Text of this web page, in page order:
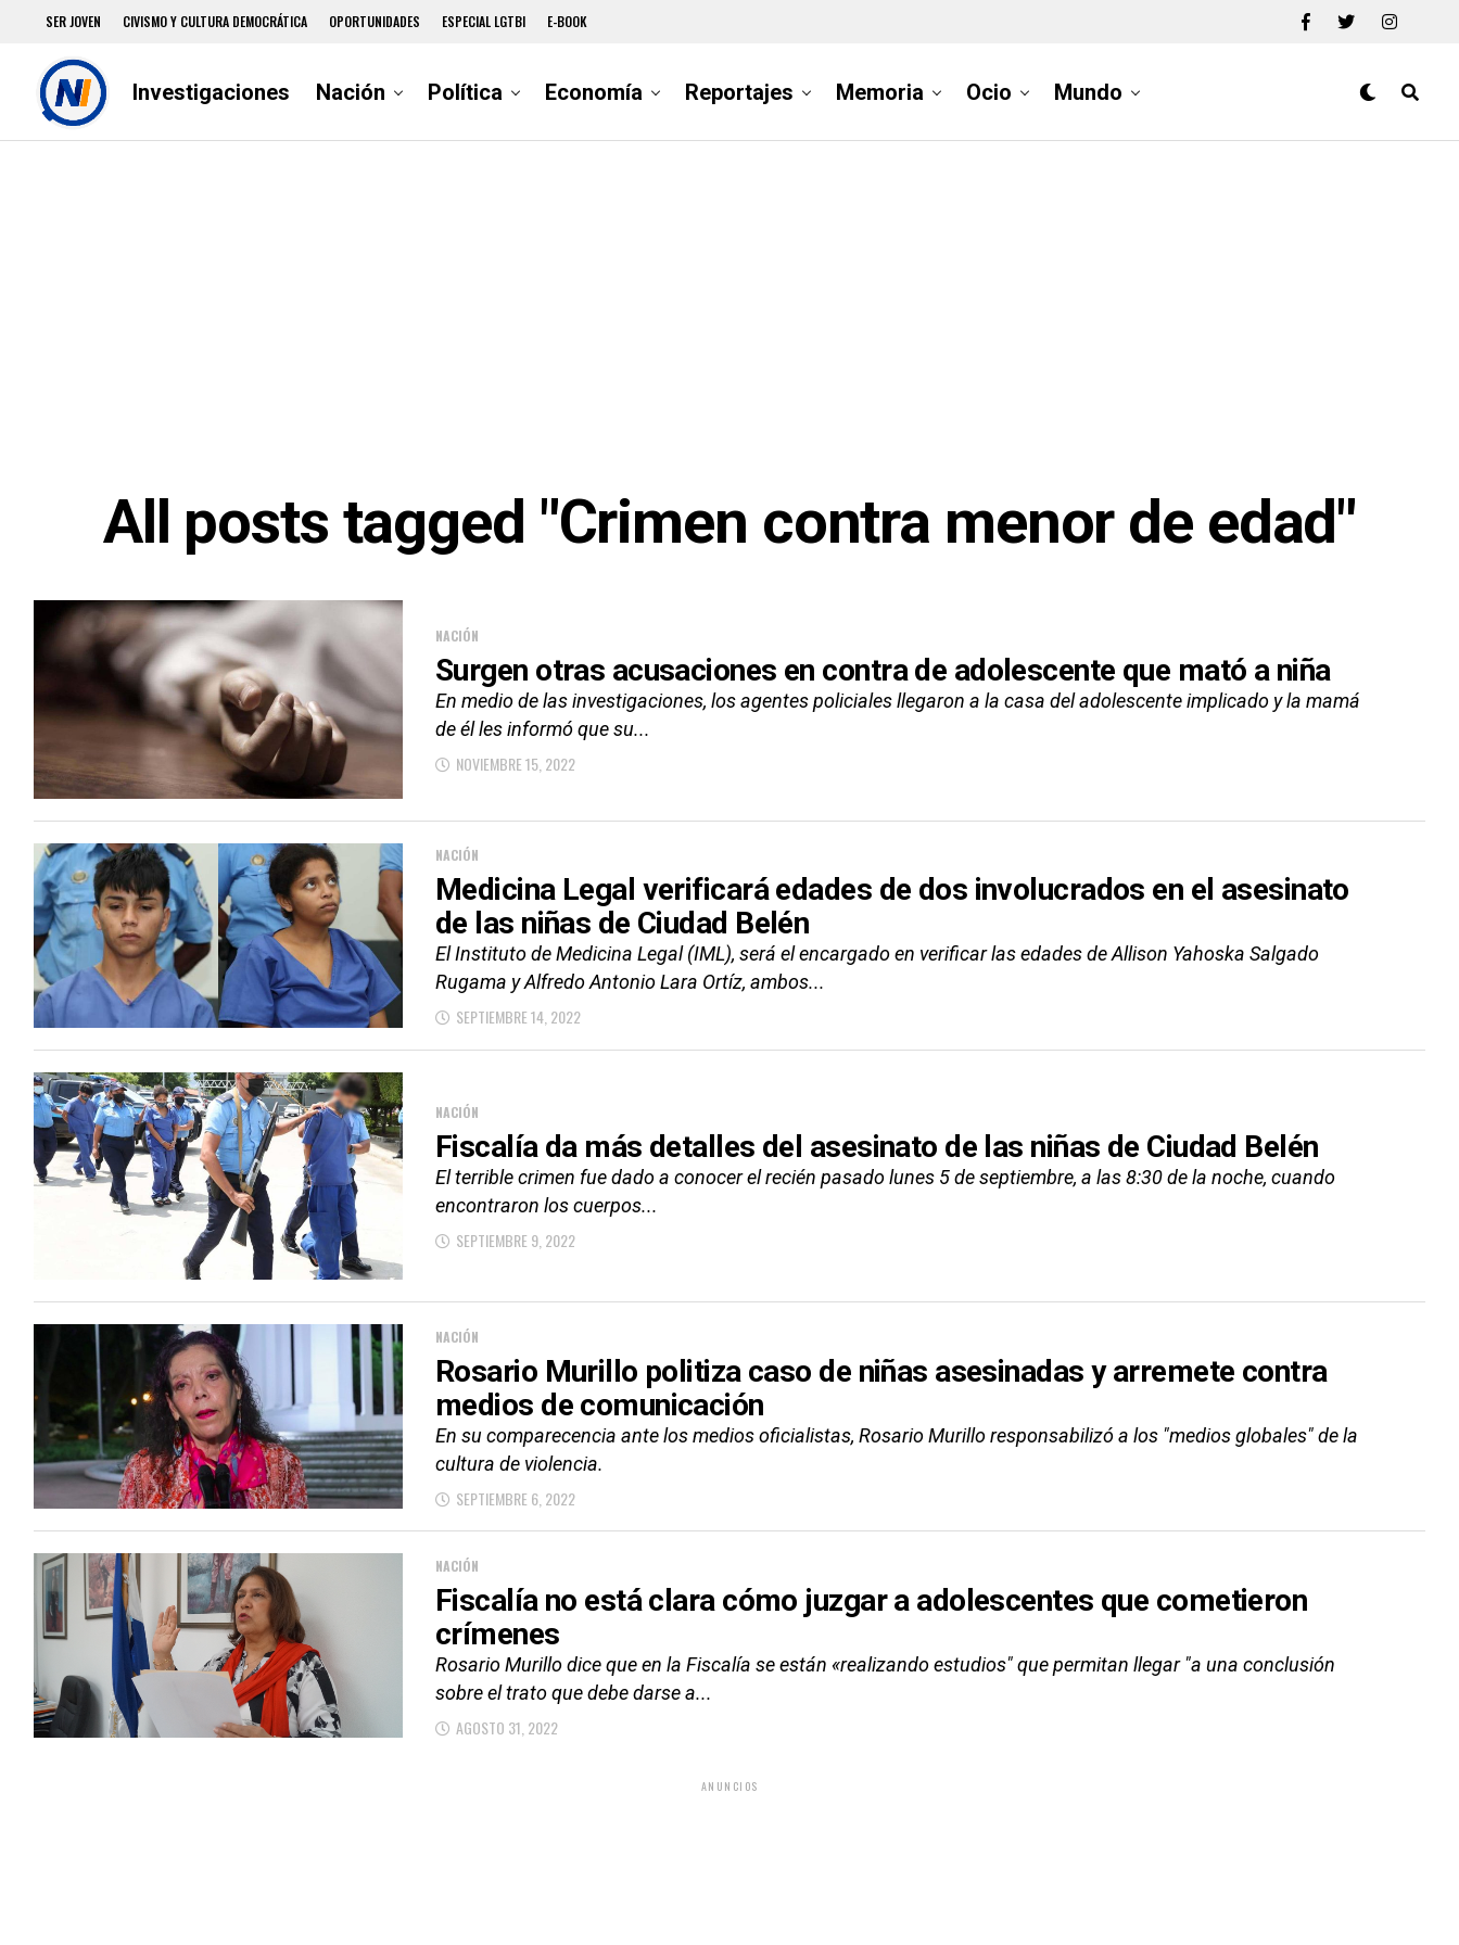
SER JOVEN CIVISMO Y CULTURA DEMOCRÁTICA OPORTUNIDADES ESPECIAL LGTBI E-BOOK
Investigaciones Nación Política Economía Reportajes Memoria Ocio Mundo
All posts tagged "Crimen contra menor de edad"
NACIÓN
Surgen otras acusaciones en contra de adolescente que mató a niña
En medio de las investigaciones, los agentes policiales llegaron a la casa del adolescente implicado y la mamá
de él les informó que su...
NOVIEMBRE 15, 2022
NACIÓN
Medicina Legal verificará edades de dos involucrados en el asesinato
de las niñas de Ciudad Belén
El Instituto de Medicina Legal (IML), será el encargado en verificar las edades de Allison Yahoska Salgado
Rugama y Alfredo Antonio Lara Ortíz, ambos...
SEPTIEMBRE 14, 2022
NACIÓN
Fiscalía da más detalles del asesinato de las niñas de Ciudad Belén
El terrible crimen fue dado a conocer el recién pasado lunes 5 de septiembre, a las 8:30 de la noche, cuando
encontraron los cuerpos...
SEPTIEMBRE 9, 2022
NACIÓN
Rosario Murillo politiza caso de niñas asesinadas y arremete contra
medios de comunicación
En su comparecencia ante los medios oficialistas, Rosario Murillo responsabilizó a los "medios globales" de la
cultura de violencia.
SEPTIEMBRE 6, 2022
NACIÓN
Fiscalía no está clara cómo juzgar a adolescentes que cometieron
crímenes
Rosario Murillo dice que en la Fiscalía se están «realizando estudios" que permitan llegar "a una conclusión
sobre el trato que debe darse a...
AGOSTO 31, 2022
ANUNCIOS